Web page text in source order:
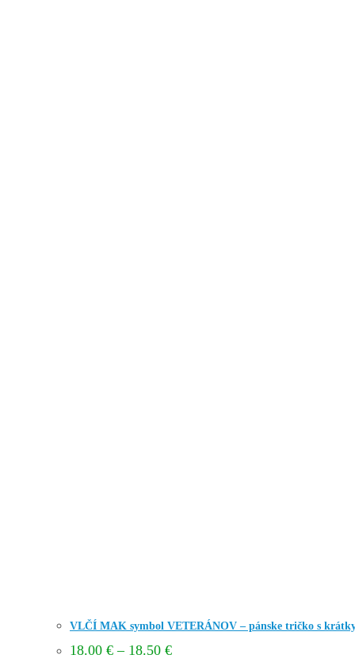
VLČÍ MAK symbol VETERÁNOV – pánske tričko s
18.00 € – 18.50 €Price